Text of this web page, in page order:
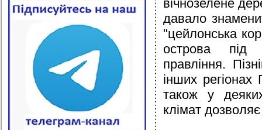
вічнозелене
давало
"цейлонська
острова під
правління.
інших регіонах
також у
клімат